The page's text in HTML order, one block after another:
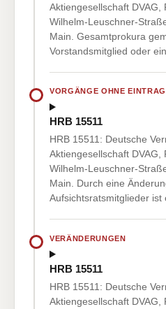
Aktiengesellschaft DVAG,
Wilhelm-Leuschner-
Main. Gesamtprokura
Vorstandsmitglied oder
VORGÄNGE OHNE
HRB 15511
HRB 15511: Deutsche
Aktiengesellschaft DVAG,
Wilhelm-Leuschner-
Main. Durch eine
Aufsichtsratsmitglieder
VERÄNDERUNGEN
HRB 15511
HRB 15511: Deutsche
Aktiengesellschaft DVAG,